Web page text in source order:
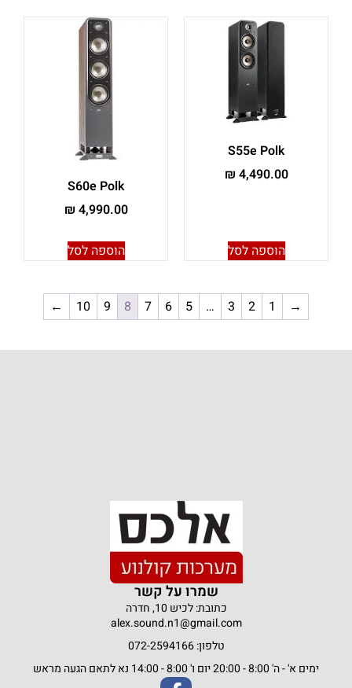
S55e Polk
₪ 4,490.00
הוספה לסל
S60e Polk
₪ 4,990.00
הוספה לסל
→
1
2
3
…
5
6
7
8
9
10
←
שמרו על קשר
כתובת: לכיש 10, חדרה
alex.sound.n1@gmail.com
טלפון: 072-2594166
ימים א' - ה' 8:00 - 20:00 יום ו' 8:00 - 14:00 נא לתאם הגעה מראש